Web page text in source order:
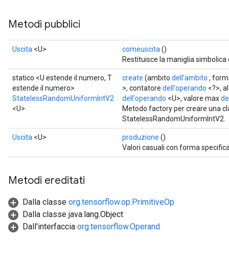
Metodi pubblici
Uscita <U> comeuscita ()
Restituisce la maniglia simbolica
statico <U estende il numero, T
estende il numero>
StatelessRandomUniformIntV2
<U>
create (ambito dell'ambito ,
>, contatore dell'operando <?>,
dell'operando <U>, valore max
Metodo factory per creare una
StatelessRandomUniformIntV2.
Uscita <U> produzione ()
Valori casuali con forma
Metodi ereditati
Dalla classe org.tensorflow.op.PrimitiveOp
Dalla classe java.lang.Object
Dall'interfaccia org.tensorflow.Operand